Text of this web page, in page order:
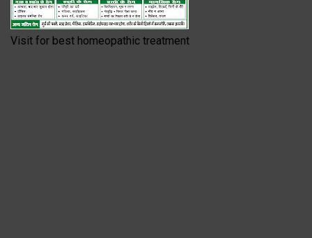
Visit for best homeopathic treatment